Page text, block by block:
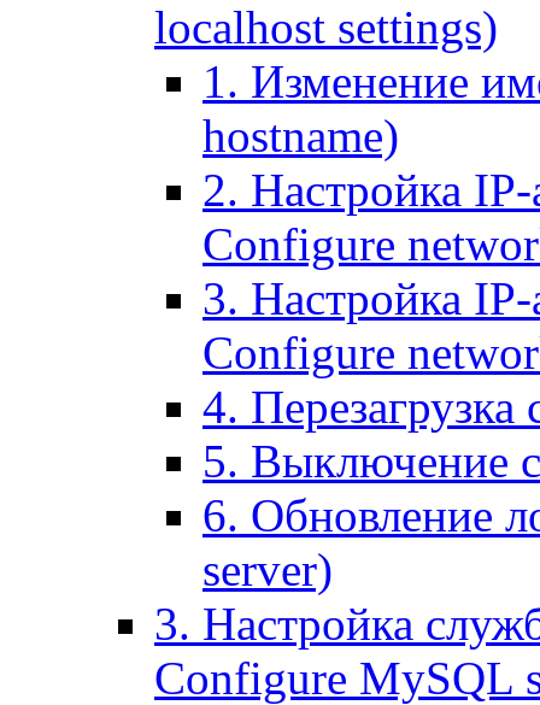
localhost settings)
1. Изменение
hostname)
2. Настройка IP-
Configure
3. Настройка
Configure
4. Перезагрузка
5. Выключение
6. Обновление
server)
3. Настройка
Configure MySQL